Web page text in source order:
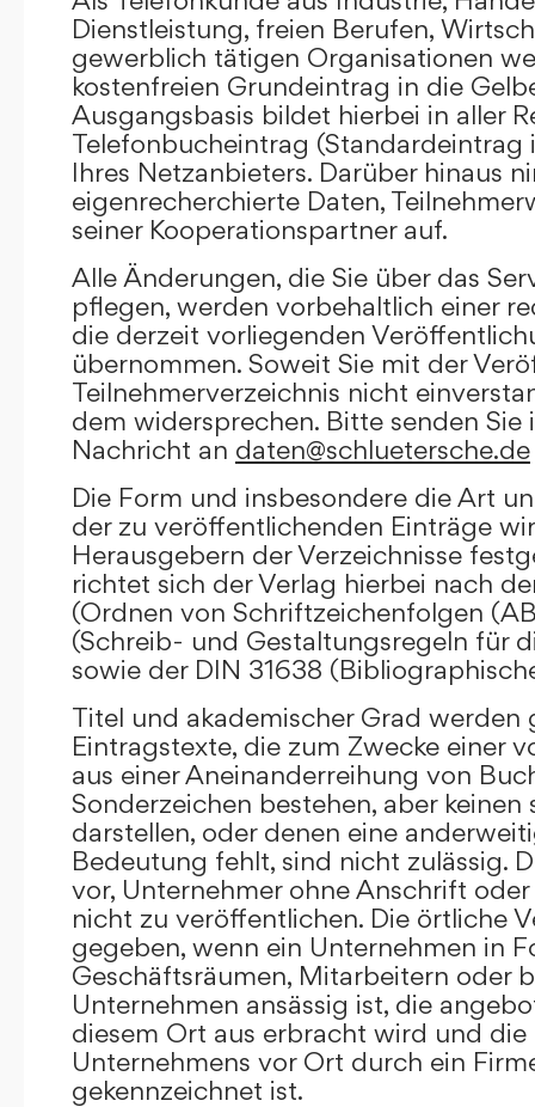
Dienstleistung, freien Berufen,
gewerblich tätigen Organisationen
kostenfreien Grundeintrag in die
Ausgangsbasis bildet hierbei in aller
Telefonbucheintrag (Standardeintrag
Ihres Netzanbieters. Darüber hinaus
eigenrecherchierte Daten,
seiner Kooperationspartner auf.
Alle Änderungen, die Sie über das
pflegen, werden vorbehaltlich einer
die derzeit vorliegenden
übernommen. Soweit Sie mit der
Teilnehmerverzeichnis nicht
dem widersprechen. Bitte senden Sie
Nachricht an daten@schluetersche.de
Die Form und insbesondere die Art
der zu veröffentlichenden Einträge
Herausgebern der Verzeichnisse
richtet sich der Verlag hierbei nach
(Ordnen von Schriftzeichenfolgen
(Schreib- und Gestaltungsregeln für
sowie der DIN 31638
Titel und akademischer Grad werden
Eintragstexte, die zum Zwecke einer
aus einer Aneinanderreihung von
Sonderzeichen bestehen, aber keinen
darstellen, oder denen eine
Bedeutung fehlt, sind nicht zulässig.
vor, Unternehmer ohne Anschrift
nicht zu veröffentlichen. Die örtliche
gegeben, wenn ein Unternehmen in
Geschäftsräumen, Mitarbeitern oder
Unternehmen ansässig ist, die
diesem Ort aus erbracht wird und die
Unternehmens vor Ort durch ein
gekennzeichnet ist.